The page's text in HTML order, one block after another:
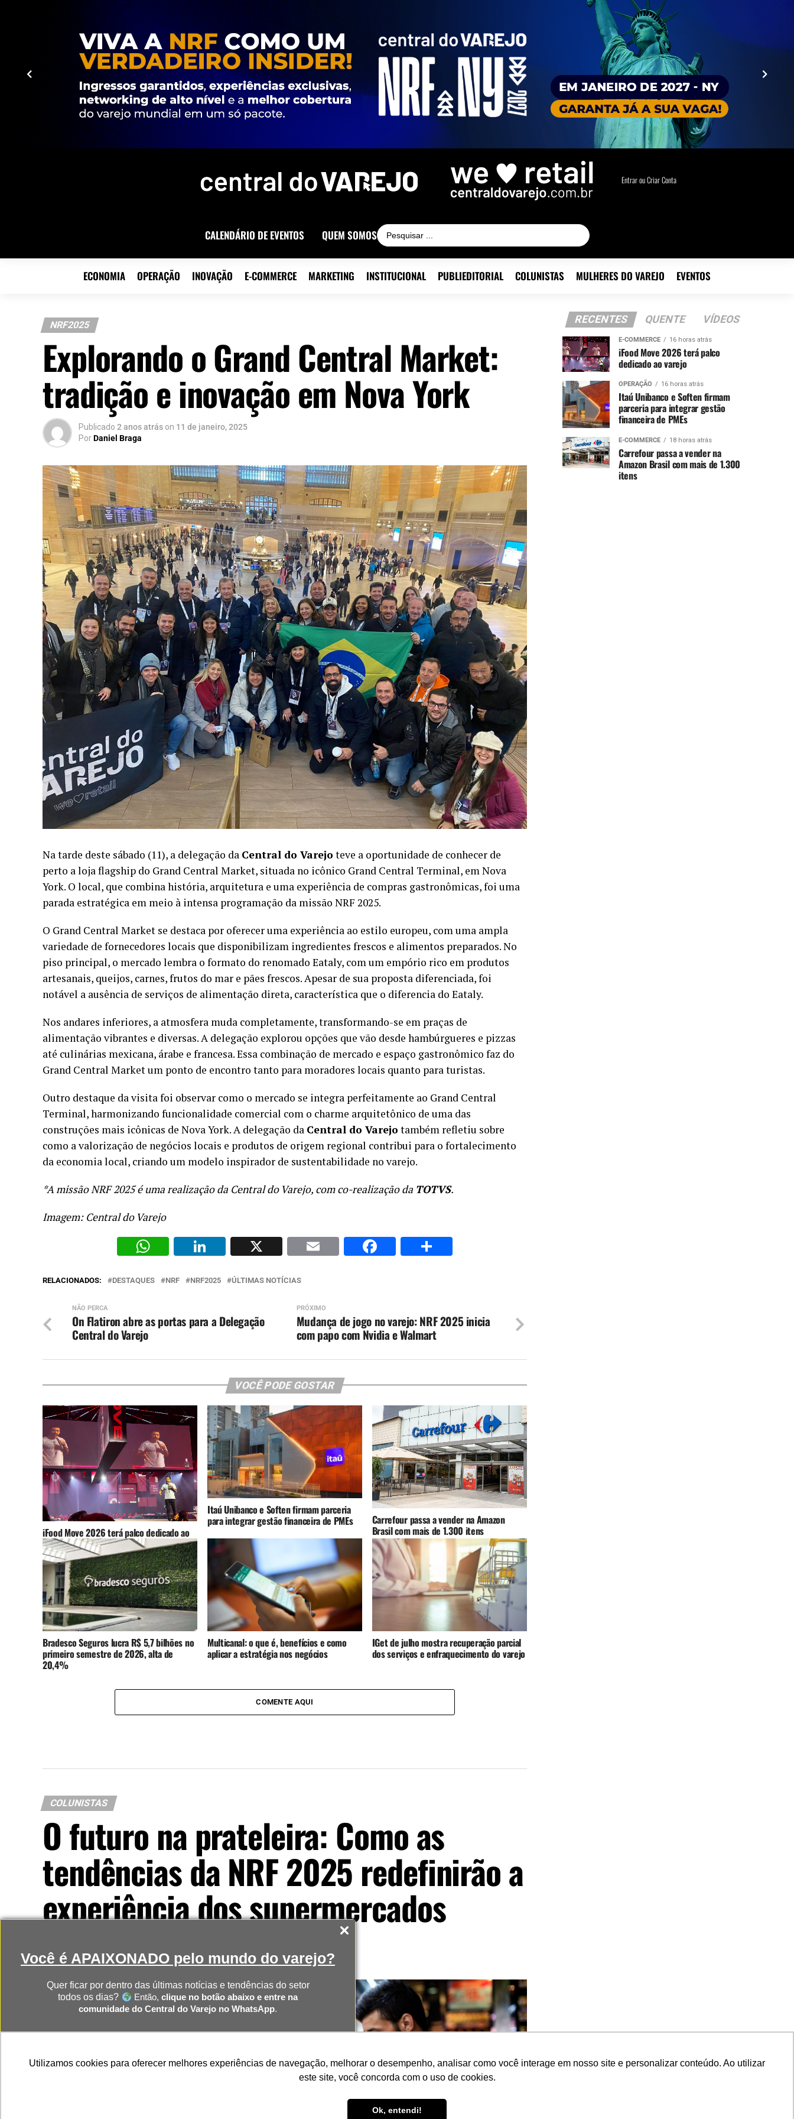
Você é APAIXONADO pelo mundo do varejo?
Quer ficar por dentro das últimas notícias e tendências do setor
todos os dias?
Então, clique no botão abaixo e entre na
comunidade do Central do Varejo no WhatsApp.
NOTÍCIAS DIRETO NO SEU WHATSAPP
Utilizamos cookies para oferecer melhores experiências de navegação, melhorar o desempenho, analisar como você interage em nosso site e personalizar conteúdo. Ao utilizar
este site, você concorda com o uso de cookies.
Ok, entendi!
Entrar ou Criar Conta
CALENDÁRIO DE EVENTOS QUEM SOMOS
ECONOMIA OPERAÇÃO INOVAÇÃO E-COMMERCE MARKETING INSTITUCIONAL PUBLIEDITORIAL COLUNISTAS MULHERES DO VAREJO EVENTOS
NRF2025
Explorando o Grand Central Market:
tradição e inovação em Nova York
Publicado 2 anos atrás on 11 de janeiro, 2025
PorDaniel Braga
Na tarde deste sábado (11), a delegação da Central do Varejo teve a oportunidade de conhecer de
perto a loja flagship do Grand Central Market, situada no icônico Grand Central Terminal, em Nova
York. O local, que combina história, arquitetura e uma experiência de compras gastronômicas, foi uma
parada estratégica em meio à intensa programação da missão NRF 2025.
O Grand Central Market se destaca por oferecer uma experiência ao estilo europeu, com uma ampla
variedade de fornecedores locais que disponibilizam ingredientes frescos e alimentos preparados. No
piso principal, o mercado lembra o formato do renomado Eataly, com um empório rico em produtos
artesanais, queijos, carnes, frutos do mar e pães frescos. Apesar de sua proposta diferenciada, foi
notável a ausência de serviços de alimentação direta, característica que o diferencia do Eataly.
Nos andares inferiores, a atmosfera muda completamente, transformando-se em praças de
alimentação vibrantes e diversas. A delegação explorou opções que vão desde hambúrgueres e pizzas
até culinárias mexicana, árabe e francesa. Essa combinação de mercado e espaço gastronômico faz do
Grand Central Market um ponto de encontro tanto para moradores locais quanto para turistas.
Outro destaque da visita foi observar como o mercado se integra perfeitamente ao Grand Central
Terminal, harmonizando funcionalidade comercial com o charme arquitetônico de uma das
construções mais icônicas de Nova York. A delegação da Central do Varejo também refletiu sobre
como a valorização de negócios locais e produtos de origem regional contribui para o fortalecimento
da economia local, criando um modelo inspirador de sustentabilidade no varejo.
*A missão NRF 2025 é uma realização da Central do Varejo, com co-realização da TOTVS.
Imagem: Central do Varejo
WhatsAppLinkedIn
X Email Facebook
RELACIONADOS: DESTAQUES NRF NRF2025 ÚLTIMAS NOTÍCIAS
PRÓXIMO
Mudança de jogo no varejo: NRF 2025 inicia
com papo com Nvidia e Walmart
NÃO PERCA
On Flatiron abre as portas para a Delegação
Central do Varejo
VOCÊ PODE GOSTAR
iFood Move 2026 terá palco dedicado ao
varejo
Itaú Unibanco e Soften firmam parceria
para integrar gestão financeira de PMEs Carrefour passa a vender na Amazon
Brasil com mais de 1.300 itens
Bradesco Seguros lucra R$ 5,7 bilhões no
primeiro semestre de 2026, alta de
20,4%
Multicanal: o que é, benefícios e como
aplicar a estratégia nos negócios
IGet de julho mostra recuperação parcial
dos serviços e enfraquecimento do varejo
COMENTE AQUI
COLUNISTAS
O futuro na prateleira: Como as
tendências da NRF 2025 redefinirão a
experiência dos supermercados
Por Jorge Inafuco
RECENTES QUENTE VÍDEOS
E-COMMERCE 16 horas atrás
iFood Move 2026 terá palco
dedicado ao varejo
OPERAÇÃO 16 horas atrás
Itaú Unibanco e Soften firmam
parceria para integrar gestão
financeira de PMEs
E-COMMERCE 18 horas atrás
Carrefour passa a vender na
Amazon Brasil com mais de 1.300
itens